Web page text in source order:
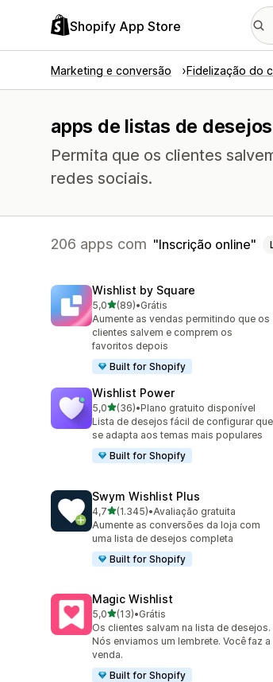
Shopify App Store
Marketing e conversão Fidelização do
apps de listas de
Permita que os clientes
redes sociais.
206 apps com Inscrição online
Wishlist by Square
5,0de 5 estrelas
(89)
89 avaliações ao todo
•Grátis
Aumente as vendas permitindo que os
clientes salvem e comprem os
favoritos depois
Built for Shopify
Wishlist Power
5,0de 5 estrelas
(36)
36 avaliações ao todo
•Plano gratuito disponível
Lista de desejos fácil de configurar que
se adapta aos temas mais populares
Built for Shopify
Swym Wishlist Plus
4,7de 5 estrelas
(1.345)
1345 avaliações ao todo
•Avaliação gratuita
Aumente as conversões da loja com
uma lista de desejos completa
Built for Shopify
Magic Wishlist
5,0de 5 estrelas
(13)
13 avaliações ao todo
•Grátis
Os clientes salvam na lista de desejos.
Nós enviamos um lembrete. Você faz a
venda.
Built for Shopify